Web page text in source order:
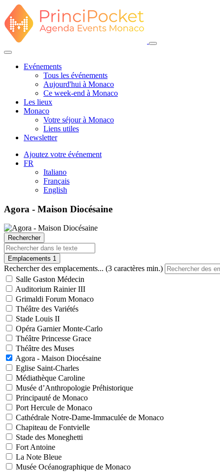
Evénements
Tous les événements
Aujourd'hui à Monaco
Ce week-end à Monaco
Les lieux
Monaco
Votre séjour à Monaco
Liens utiles
Newsletter
Ajoutez votre événement
FR
Italiano
Français
English
Agora - Maison Diocésaine
Rechercher
Emplacements 1
Rechercher des emplacements... (3 caractères min.)
Salle Gaston Médecin
Auditorium Rainier III
Grimaldi Forum Monaco
Théâtre des Variétés
Stade Louis II
Opéra Garnier Monte-Carlo
Théâtre Princesse Grace
Théâtre des Muses
Agora - Maison Diocésaine
Eglise Saint-Charles
Médiathèque Caroline
Musée d’Anthropologie Préhistorique
Principauté de Monaco
Port Hercule de Monaco
Cathédrale Notre-Dame-Immaculée de Monaco
Chapiteau de Fontvielle
Stade des Moneghetti
Fort Antoine
La Note Bleue
Musée Océanographique de Monaco